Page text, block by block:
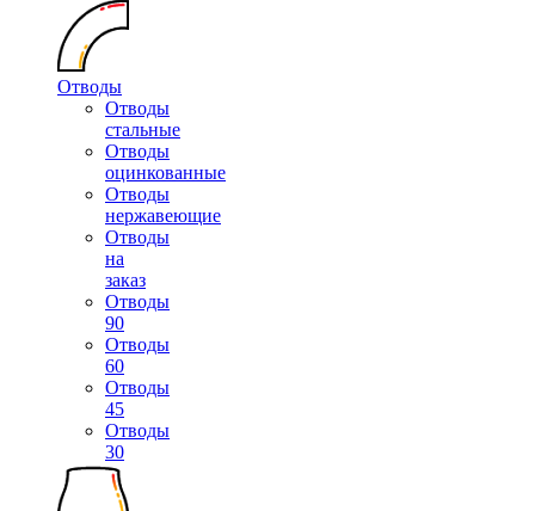
Отводы
Отводы
стальные
Отводы
оцинкованные
Отводы
нержавеющие
Отводы
на
заказ
Отводы
90
Отводы
60
Отводы
45
Отводы
30